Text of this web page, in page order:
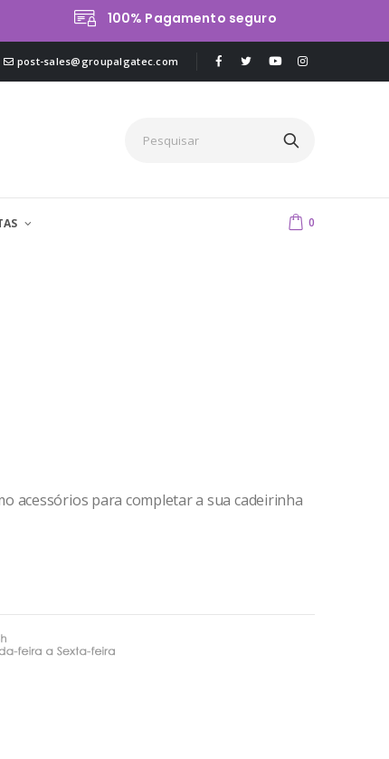
100% Pagamento seguro
post-sales@groupalgatec.com
0
acessórios para completar a sua cadeirinha